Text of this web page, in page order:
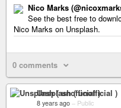
Nico Marks
See the best free to
Nico Marks on Unsplash.
0 comments
Unsplash ( unofficial )
8 years ago – Public